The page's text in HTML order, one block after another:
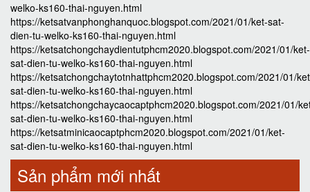
welko-ks160-thai-nguyen.html
https://ketsatvanphonghanquoc.blogspot.com/2021/01/ket-sat-
dien-tu-welko-ks160-thai-nguyen.html
https://ketsatchongchaydientutphcm2020.blogspot.com/2021/01/ket-
sat-dien-tu-welko-ks160-thai-nguyen.html
https://ketsatchongchaytotnhattphcm2020.blogspot.com/2021/01/
sat-dien-tu-welko-ks160-thai-nguyen.html
https://ketsatchongchaycaocaptphcm2020.blogspot.com/2021/01/
sat-dien-tu-welko-ks160-thai-nguyen.html
https://ketsatminicaocaptphcm2020.blogspot.com/2021/01/ket-
sat-dien-tu-welko-ks160-thai-nguyen.html
Sản phẩm mới nhất